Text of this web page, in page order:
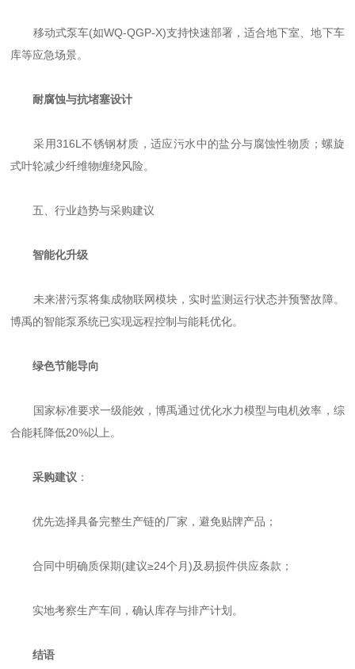
移动式泵车(如WQ-QGP-X)支持快速部署，适合地下室、地下车
库等应急场景。
耐腐蚀与抗堵塞设计
采用316L不锈钢材质，适应污水中的盐分与腐蚀性物质；螺旋
式叶轮减少纤维物缠绕风险。
五、行业趋势与采购建议
智能化升级
未来潜污泵将集成物联网模块，实时监测运行状态并预警故障。
博禹的智能泵系统已实现远程控制与能耗优化。
绿色节能导向
国家标准要求一级能效，博禹通过优化水力模型与电机效率，综
合能耗降低20%以上。
采购建议 ：
优先选择具备完整生产链的厂家，避免贴牌产品；
合同中明确质保期(建议≥24个月)及易损件供应条款；
实地考察生产车间，确认库存与排产计划。
结语